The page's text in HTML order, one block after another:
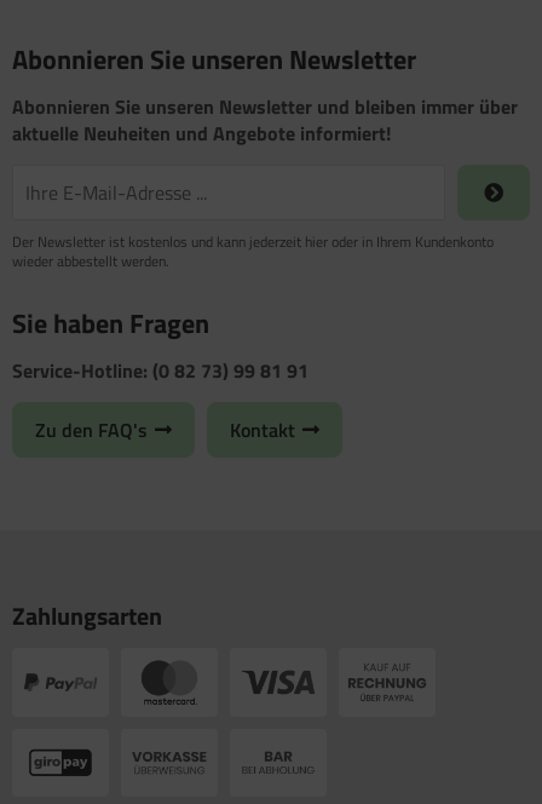
Abonnieren Sie unseren Newsletter
Abonnieren Sie unseren Newsletter und bleiben immer über
aktuelle Neuheiten und Angebote informiert!
Der Newsletter ist kostenlos und kann jederzeit hier oder in Ihrem Kundenkonto
wieder abbestellt werden.
Sie haben Fragen
Service-Hotline: (0 82 73) 99 81 91
Zu den FAQ's Kontakt
Zahlungsarten